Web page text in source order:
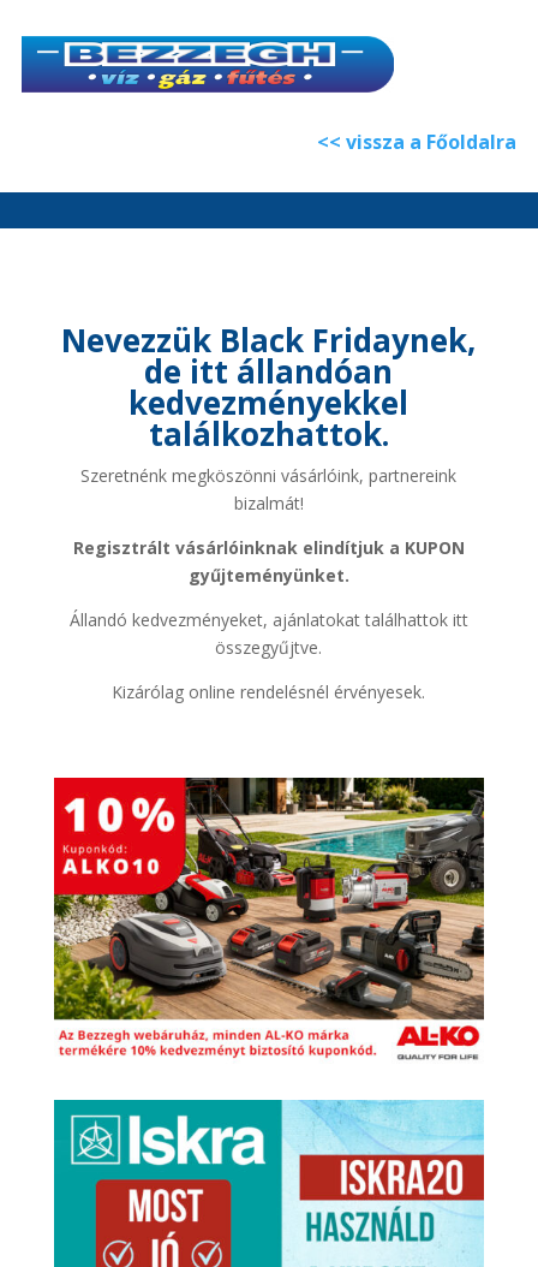
<< vissza a Főoldalra
Nevezzük Black Fridaynek,
de itt állandóan
kedvezményekkel
találkozhattok.
Szeretnénk megköszönni vásárlóink, partnereink
bizalmát!
Regisztrált vásárlóinknak elindítjuk a KUPON
gyűjteményünket.
Állandó kedvezményeket, ajánlatokat találhattok itt
összegyűjtve.
Kizárólag online rendelésnél érvényesek.